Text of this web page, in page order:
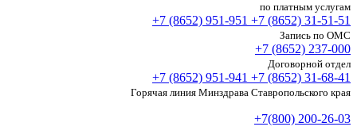
по платным услугам
+7 (8652) 951-951 +7 (8652) 31-51-51
Запись по ОМС
+7 (8652) 237-000
Договорной отдел
+7 (8652) 951-941 +7 (8652) 31-68-41
Горячая линия Минздрава Ставропольского края
+7(800) 200-26-03